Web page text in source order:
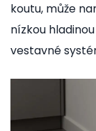
koutu, může
nízkou
vestavné